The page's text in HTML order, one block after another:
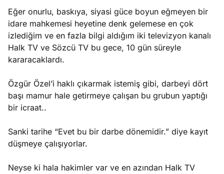
Yazıları
Yazıları
Yazıları
Eğer onurlu, baskıya, siyasi güce boyun eğmeyen bir
idare mahkemesi heyetine denk gelemese en çok
izlediğim ve en fazla bilgi aldığım iki televizyon kanalı
Halk TV ve Sözcü TV bu gece, 10 gün süreyle
kararacaklardı.
Özgür Özel’i haklı çıkarmak istemiş gibi, darbeyi dört
başı mamur hale getirmeye çalışan bu grubun yaptığı
bir icraat..
Sanki tarihe “Evet bu bir darbe dönemidir.” diye kayıt
düşmeye çalışıyorlar.
Neyse ki hala hakimler var ve en azından Halk TV